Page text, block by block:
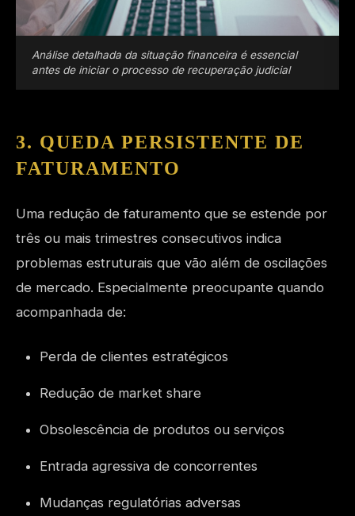
Análise detalhada da situação financeira é essencial
antes de iniciar o processo de recuperação judicial
3. QUEDA PERSISTENTE DE
FATURAMENTO
Uma redução de faturamento que se estende por
três ou mais trimestres consecutivos indica
problemas estruturais que vão além de oscilações
de mercado. Especialmente preocupante quando
acompanhada de:
Perda de clientes estratégicos
Redução de market share
Obsolescência de produtos ou serviços
Entrada agressiva de concorrentes
Mudanças regulatórias adversas